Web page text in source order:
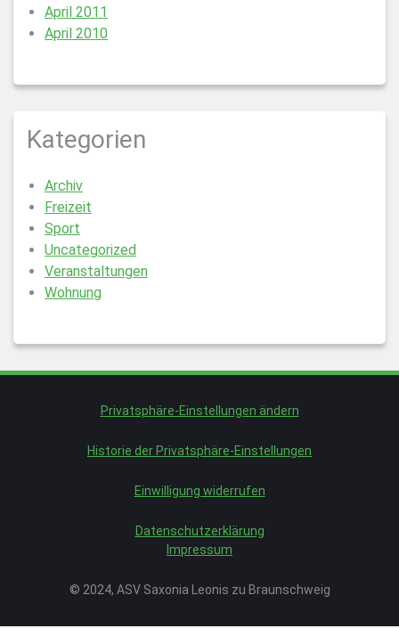
April 2011
April 2010
Kategorien
Archiv
Freizeit
Sport
Uncategorized
Veranstaltungen
Wohnung
Privatsphäre-Einstellungen ändern
Historie der Privatsphäre-Einstellungen
Einwilligung widerrufen
Datenschutzerklärung
Impressum
© 2024, ASV Saxonia Leonis zu Braunschweig